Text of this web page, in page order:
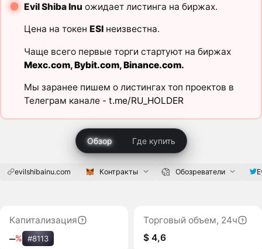
Evil Shiba Inu ожидает листинга на биржах.
Цена на токен ESIнеизвестна.
Чаще всего первые торги стартуют на биржах
Mexc.com,Bybit.com,Binance.com.
Мы заранее пишем о листингах топ проектов в
Телеграм канале - t.me/RU_HOLDER
Обзор Где купить
evilshibainu.com Контракты Обозреватели
Капитализация
‒% #8113
Торговый объем, 24ч
$ 4,6